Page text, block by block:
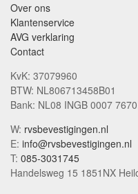
Over ons
Klantenservice
AVG verklaring
Contact
KvK: 37079960
BTW: NL806713458B01
Bank: NL08 INGB 0007
W: rvsbevestigingen.nl
E: info@rvsbevestigingen.nl
T: 085-3031745
Handelsweg 15 1851NX